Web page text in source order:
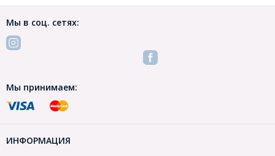
Мы в соц. сетях:
Мы принимаем:
ИНФОРМАЦИЯ